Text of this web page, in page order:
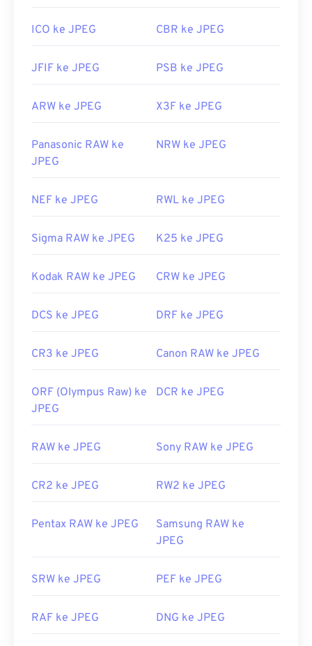
ICO ke JPEG CBR ke JPEG
JFIF ke JPEG PSB ke JPEG
ARW ke JPEG X3F ke JPEG
Panasonic RAW ke
JPEG
NRW ke JPEG
NEF ke JPEG RWL ke JPEG
Sigma RAW ke JPEG K25 ke JPEG
Kodak RAW ke JPEG CRW ke JPEG
DCS ke JPEG DRF ke JPEG
CR3 ke JPEG Canon RAW ke JPEG
ORF (Olympus Raw) ke
JPEG
DCR ke JPEG
RAW ke JPEG Sony RAW ke JPEG
CR2 ke JPEG RW2 ke JPEG
Pentax RAW ke JPEG
Samsung RAW ke
JPEG
SRW ke JPEG PEF ke JPEG
RAF ke JPEG DNG ke JPEG